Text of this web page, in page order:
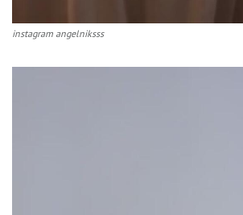
instagram angelniksss